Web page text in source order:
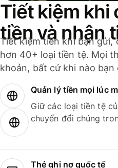
Tiết kiệm khi
tiền và nhận
Tiết kiệm tiền khi bạn gửi,
hơn 40+ loại tiền tệ. Mọi
khoản, bất cứ khi nào bạn
Quản lý tiền mọi lúc
Giữ các loại tiền tệ
chuyển đổi chúng
Thẻ ghi nợ quốc tế